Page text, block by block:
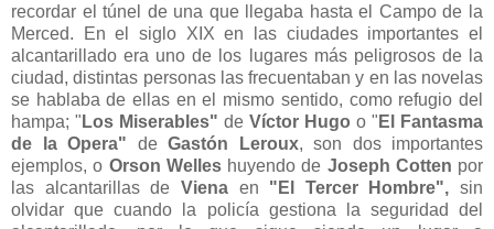
recordar el túnel de una que llegaba hasta el Campo de la
Merced. En el siglo XIX en las ciudades importantes el
alcantarillado era uno de los lugares más peligrosos de la
ciudad, distintas personas las frecuentaban y en las novelas
se hablaba de ellas en el mismo sentido, como refugio del
hampa; " Los Miserables" de Víctor Hugo o " El Fantasma
de la Opera" de Gastón Leroux, son dos importantes
ejemplos, o Orson Welleshuyendo de Joseph Cotten por
las alcantarillas de Viena en "El Tercer Hombre", sin
olvidar que cuando la policía gestiona la seguridad del